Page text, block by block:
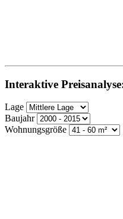
Interaktive
Lage
Baujahr
Wohnungsgröße